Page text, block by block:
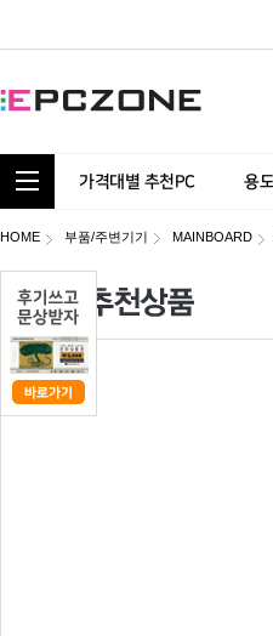
통합 카테고리 보기
가격대별 추천PC 용
HOME 부품/주변기기 MAINBOARD